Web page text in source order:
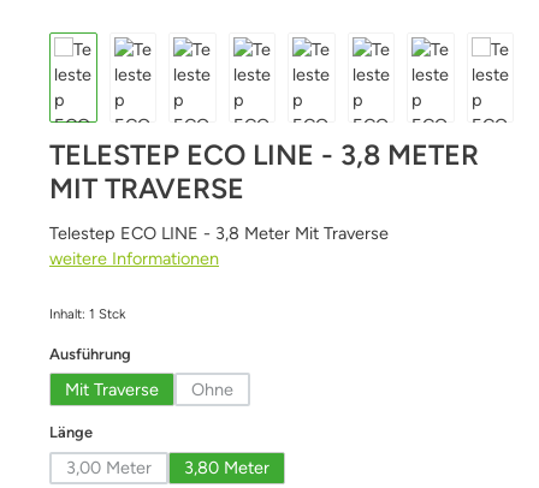
TELESTEP ECO LINE - 3,8 METER
MIT TRAVERSE
Telestep ECO LINE - 3,8 Meter Mit Traverse
weitere Informationen
Inhalt: 1 Stck
Ausführung
Mit Traverse Ohne(Diese Option ist zurzeit nicht verfügbar.)
Längeauswählen
3,00 Meter(Diese Option ist zurzeit nicht verfügbar.)
3,80 Meter